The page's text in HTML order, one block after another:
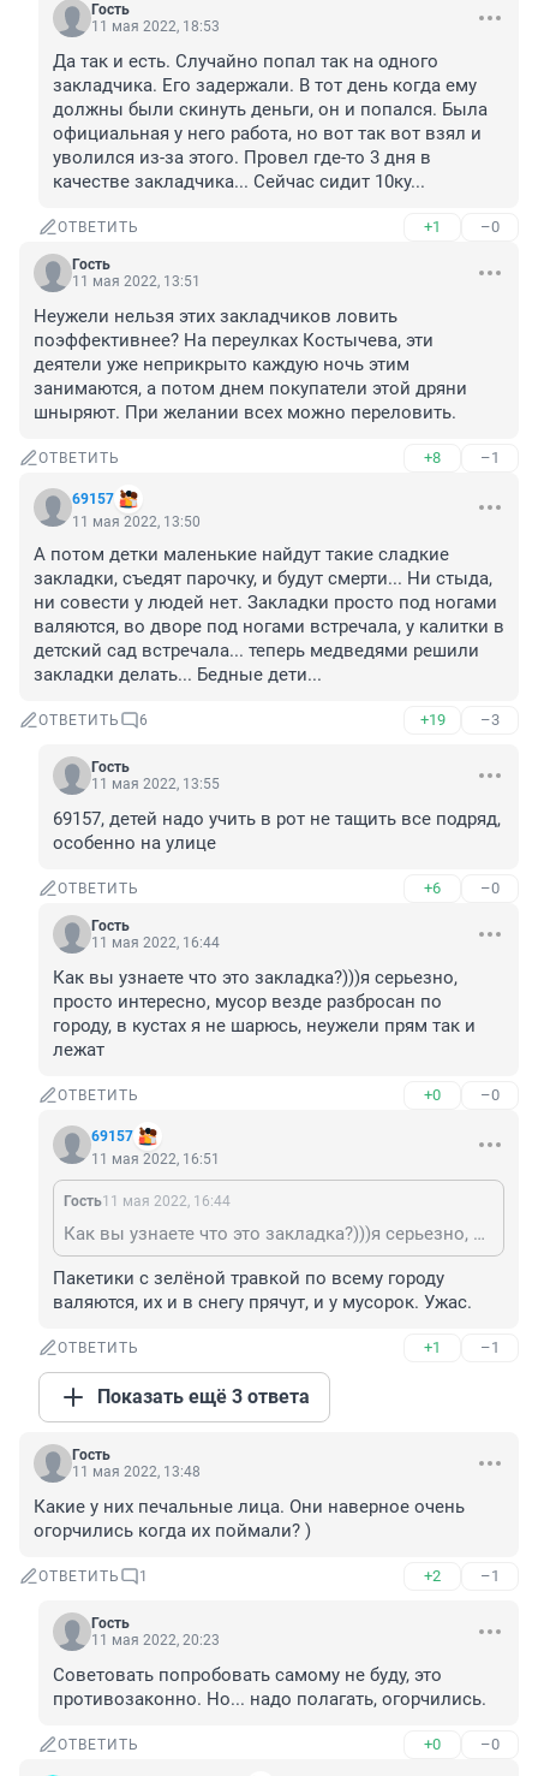
Гость
11 мая 2022, 18:53
Да так и есть. Случайно попал так на одного
закладчика. Его задержали. В тот день когда ему
должны были скинуть деньги, он и попался. Была
официальная у него работа, но вот так вот взял и
уволился из-за этого. Провел где-то 3 дня в
качестве закладчика... Сейчас сидит 10ку...
ОТВЕТИТЬ +1 –0
Гость
11 мая 2022, 13:51
Неужели нельзя этих закладчиков ловить
поэффективнее? На переулках Костычева, эти
деятели уже неприкрыто каждую ночь этим
занимаются, а потом днем покупатели этой дряни
шныряют. При желании всех можно переловить.
ОТВЕТИТЬ +8 –1
69157
11 мая 2022, 13:50
А потом детки маленькие найдут такие сладкие
закладки, съедят парочку, и будут смерти... Ни стыда,
ни совести у людей нет. Закладки просто под ногами
валяются, во дворе под ногами встречала, у калитки в
детский сад встречала... теперь медведями решили
закладки делать... Бедные дети...
ОТВЕТИТЬ 6 +19 –3
Гость
11 мая 2022, 13:55
69157, детей надо учить в рот не тащить все подряд,
особенно на улице
ОТВЕТИТЬ +6 –0
Гость
11 мая 2022, 16:44
Как вы узнаете что это закладка?)))я серьезно,
просто интересно, мусор везде разбросан по
городу, в кустах я не шарюсь, неужели прям так и
лежат
ОТВЕТИТЬ +0 –0
69157
11 мая 2022, 16:51
Гость11 мая 2022, 16:44
Как вы узнаете что это закладка?)))я серьезно, просто интересно, мусор везде разбросан по городу, в кустах я не шарюсь, неужели прям так и лежат
Пакетики с зелёной травкой по всему городу
валяются, их и в снегу прячут, и у мусорок. Ужас.
ОТВЕТИТЬ +1 –1
Показать ещё 3 ответа
Гость
11 мая 2022, 13:48
Какие у них печальные лица. Они наверное очень
огорчились когда их поймали? )
ОТВЕТИТЬ 1 +2 –1
Гость
11 мая 2022, 20:23
Советовать попробовать самому не буду, это
противозаконно. Но... надо полагать, огорчились.
ОТВЕТИТЬ +0 –0